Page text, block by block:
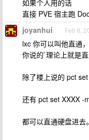
如果个人用的话
直接 PVE 宿主跑
joyanhui Feb 8,
lxc 你可以叫他直通
你说的`理论上就是
除了楼上说的 pct
还有 pct set XXXX -
都可以直通硬盘进去